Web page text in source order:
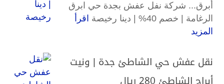
أبرق... شركة نفل عفش بجدة حي ابرق
الرغامة | خصم 40% | دينا رخيصة
اقرأ
المزيد
نقل عفش حي الشاطئ جدة | ونيت